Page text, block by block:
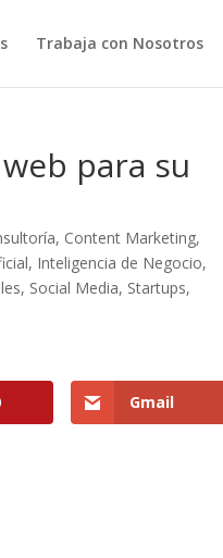
Trabaja con Nosotros
para su
, Content Marketing,
, Inteligencia de Negocio,
, Social Media, Startups,
Gmail